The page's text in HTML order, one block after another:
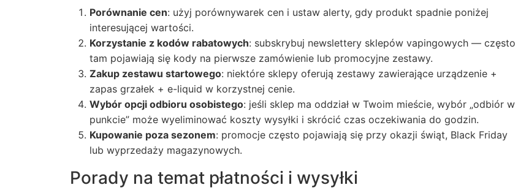
Porównanie cen: użyj porównywarek cen i ustaw alerty, gdy produkt spadnie poniżej
interesującej wartości.
Korzystanie z kodów rabatowych: subskrybuj newslettery sklepów vapingowych — często
tam pojawiają się kody na pierwsze zamówienie lub promocyjne zestawy.
Zakup zestawu startowego: niektóre sklepy oferują zestawy zawierające urządzenie +
zapas grzałek + e-liquid w korzystnej cenie.
Wybór opcji odbioru osobistego: jeśli sklep ma oddział w Twoim mieście, wybór „odbiór w
punkcie” może wyeliminować koszty wysyłki i skrócić czas oczekiwania do godzin.
Kupowanie poza sezonem: promocje często pojawiają się przy okazji świąt, Black Friday
lub wyprzedaży magazynowych.
Porady na temat płatności i wysyłki